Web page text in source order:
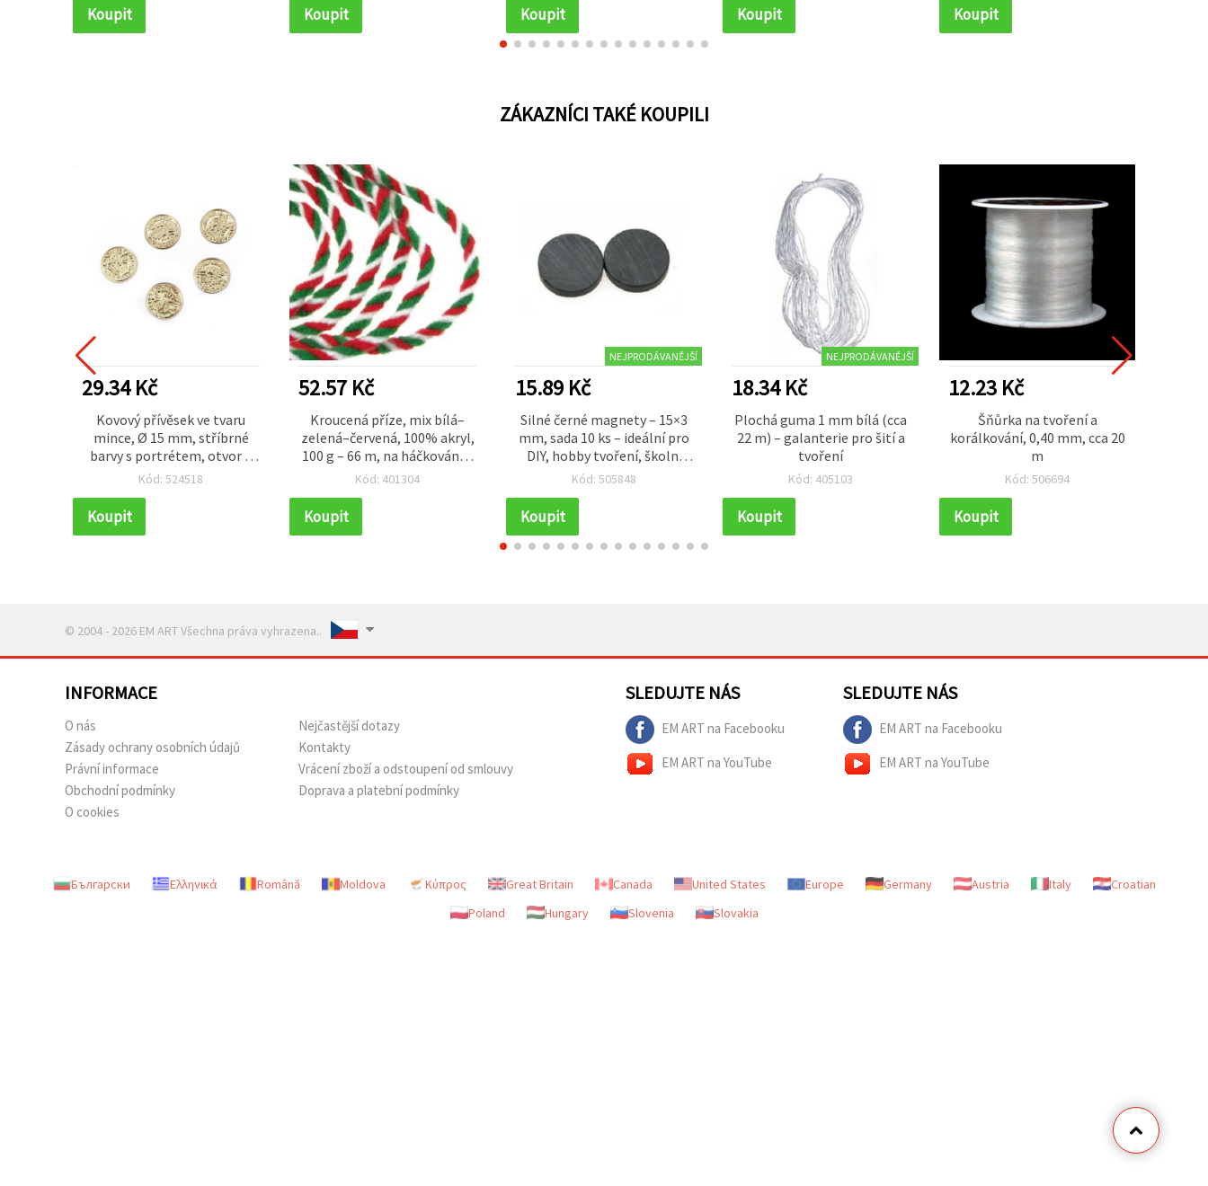
Koupit Koupit Koupit Koupit Koupit
ZÁKAZNÍCI TAKÉ KOUPILI
29.34 Kč
Kovový přívěsek ve tvaru
mince, Ø 15 mm, stříbrné
barvy s portrétem, otvor 1
mm – balení 50 ks
Kód: 524518
Koupit
52.57 Kč
Kroucená příze, mix bílá–
zelená–červená, 100% akryl,
100 g – 66 m, na háčkování a
pletení
Kód: 401304
Koupit
NEJPRODÁVANĚJŠÍ
15.89 Kč
Silné černé magnety – 15×3
mm, sada 10 ks – ideální pro
DIY, hobby tvoření, školní
projekty, opravy i každodenní
Kód: 505848
Koupit
NEJPRODÁVANĚJŠÍ
18.34 Kč
Plochá guma 1 mm bílá (cca
22 m) – galanterie pro šití a
tvoření
Kód: 405103
Koupit
12.23 Kč
Šňůrka na tvoření a
korálkování, 0,40 mm, cca 20
m
Kód: 506694
Koupit
© 2004 - 2026 EM ART Všechna práva vyhrazena..
INFORMACE
O nás
Zásady ochrany osobních údajů
Právní informace
Obchodní podmínky
O cookies
Nejčastější dotazy
Kontakty
Vrácení zboží a odstoupení od smlouvy
Doprava a platební podmínky
SLEDUJTE NÁS
EM ART na Facebooku
EM ART na YouTube
SLEDUJTE NÁS
EM ART na Facebooku
EM ART na YouTube
Български Ελληνικά Română Moldova Κύπρος Great Britain Canada United States Europe Germany Austria Italy
Croatian
Poland
Hungary Slovenia Slovakia